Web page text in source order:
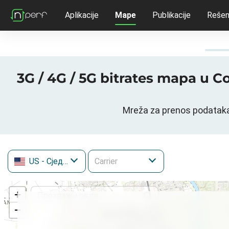
Aplikacije Mape Publikacije
3G / 4G / 5G bitrates mapa u
Mreža za prenos
US - Сједињене Државе
+
−